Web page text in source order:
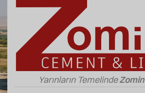
Yarınların TemelindeZomin